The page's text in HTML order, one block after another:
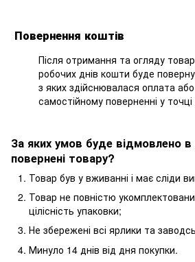
Повернення коштів
Після отримання та огляду
робочих днів кошти буде
з яких здійснювалася оплата
самостійному поверненні у
За яких умов буде відмовлено в
повернені товару?
Товар був у вживанні і має сліди
Товар не повністю
цілісність упаковки;
Не збережені всі ярлики та
Минуло 14 днів від дня покупки.